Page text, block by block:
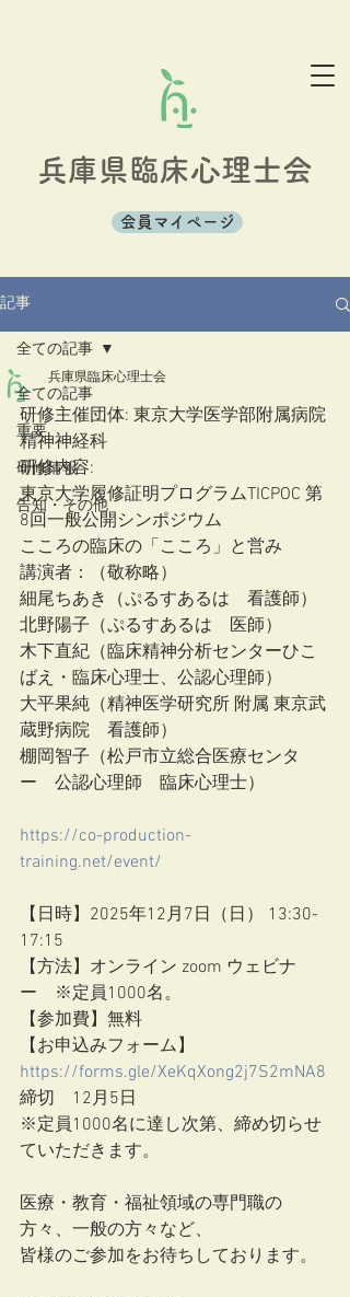
兵庫県臨床心理士会
会員マイページ
記事
全ての記事
重要
研修情報
告知・その他
全ての記事
兵庫県臨床心理士会
研修主催団体: 東京大学医学部附属病院
精神神経科
研修内容:
東京大学履修証明プログラムTICPOC 第
8回一般公開シンポジウム
こころの臨床の「こころ」と営み
講演者：（敬称略）
細尾ちあき（ぷるすあるは　看護師）
北野陽子（ぷるすあるは　医師）
木下直紀（臨床精神分析センターひこ
ばえ・臨床心理士、公認心理師）
大平果純（精神医学研究所 附属 東京武
蔵野病院　看護師）
棚岡智子（松戸市立総合医療センタ
ー　公認心理師　臨床心理士）
https://co-production-
training.net/event/
【日時】2025年12月7日（日） 13:30-
17:15
【方法】オンライン zoom ウェビナ
ー　※定員1000名。
【参加費】無料
【お申込みフォーム】
https://forms.gle/XeKqXong2j7S2mNA8
締切　12月5日
※定員1000名に達し次第、締め切らせ
ていただきます。
医療・教育・福祉領域の専門職の
方々、一般の方々など、
皆様のご参加をお待ちしております。